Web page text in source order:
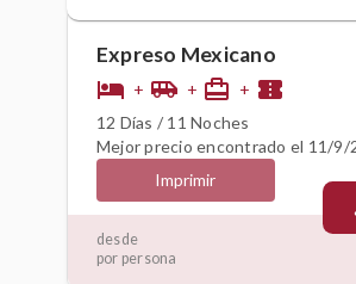
Expreso Mexicano
hotel + airport_shuttle + card_travel + confirmation_number
12 Días / 11 Noches
Mejor precio encontrado el 11/9/
Imprimir
desde
por persona